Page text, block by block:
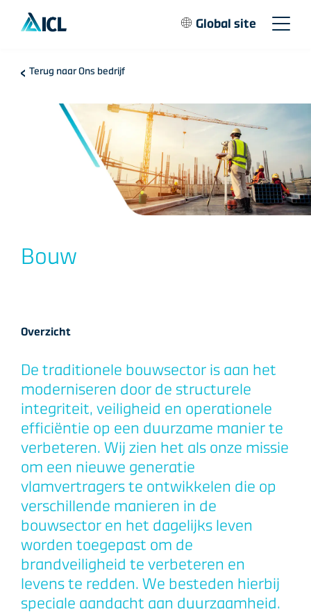
Global site
Terug naar Ons bedrijf
Bouw
Overzicht
De traditionele bouwsector is aan het
moderniseren door de structurele
integriteit, veiligheid en operationele
efficiëntie op een duurzame manier te
verbeteren. Wij zien het als onze missie
om een nieuwe generatie
vlamvertragers te ontwikkelen die op
verschillende manieren in de
bouwsector en het dagelijks leven
worden toegepast om de
brandveiligheid te verbeteren en
levens te redden. We besteden hierbij
speciale aandacht aan duurzaamheid.